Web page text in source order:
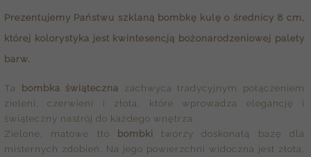
Prezentujemy Państwu szklaną bombkę kulę o średnicy 8 cm,
której kolorystyka jest kwintesencją bożonarodzeniowej palety
barw.
Ta bombka świąteczna zachwyca tradycyjnym połączeniem
zieleni, czerwieni i złota, które wprowadza elegancję i
świąteczny nastrój do każdego wnętrza.
Zielone, matowe tło
bombki
tworzy doskonałą bazę dla
misternych zdobień. Na jego powierzchni widoczna jest złota,